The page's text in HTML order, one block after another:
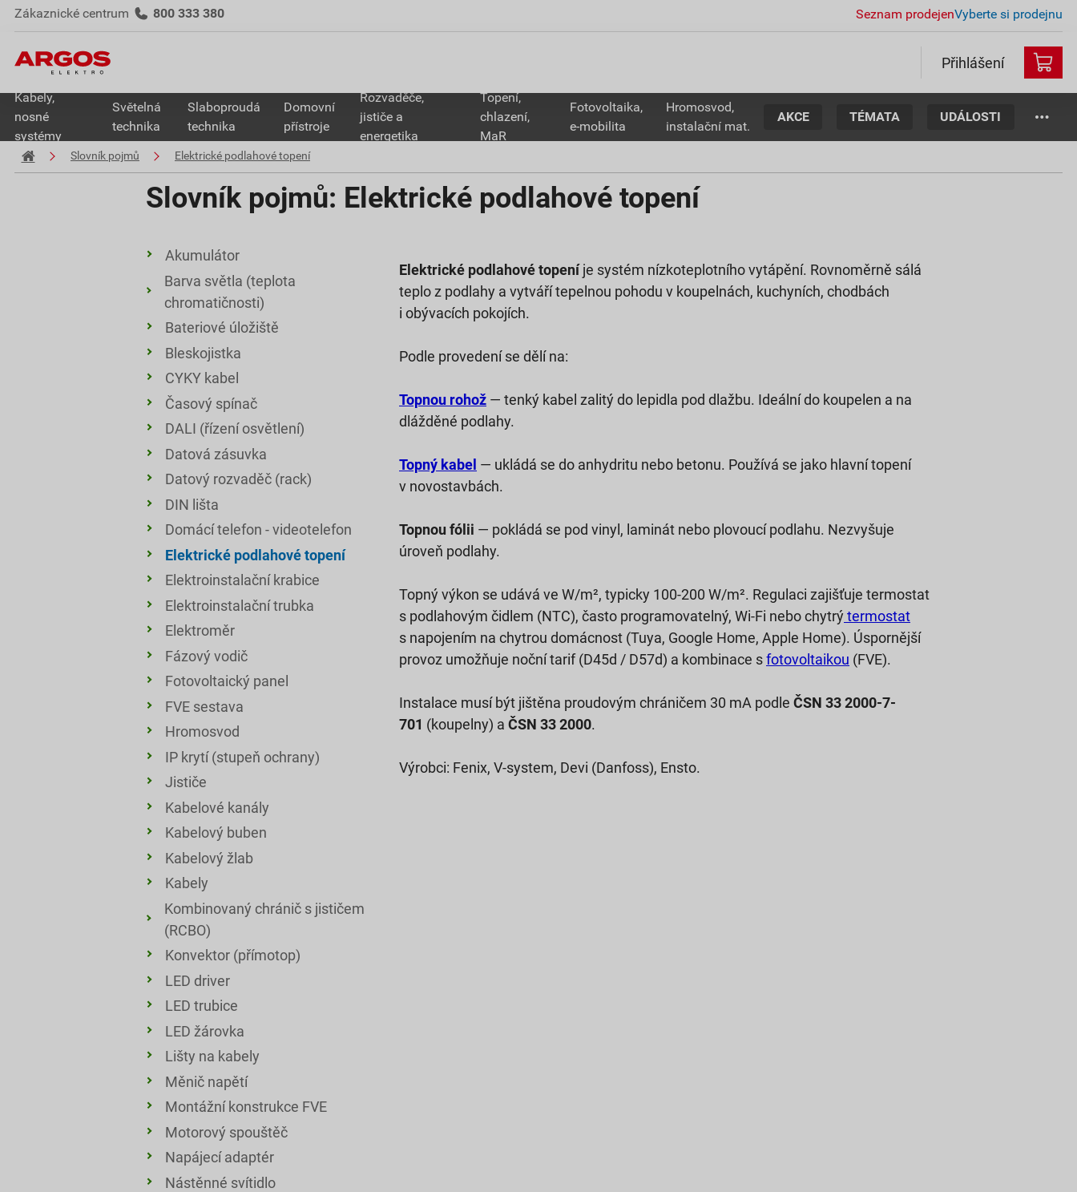
Zákaznické centrum 800 333 380 Seznam prodejenVyberte si prodejnu
Přihlášení
Kabely,
nosné
systémy
Světelná
technika
Slaboproudá
technika
Domovní
přístroje
Rozvaděče,
jističe a
energetika
Topení,
chlazení,
MaR
Fotovoltaika,
e-mobilita
Hromosvod,
instalační mat.
AKCE TÉMATA UDÁLOSTI
Slovník pojmů Elektrické podlahové topení
Slovník pojmů: Elektrické podlahové topení
Akumulátor
Barva světla (teplota
chromatičnosti)
Bateriové úložiště
Bleskojistka
CYKY kabel
Časový spínač
DALI (řízení osvětlení)
Datová zásuvka
Datový rozvaděč (rack)
DIN lišta
Domácí telefon - videotelefon
Elektrické podlahové topení
Elektroinstalační krabice
Elektroinstalační trubka
Elektroměr
Fázový vodič
Fotovoltaický panel
FVE sestava
Hromosvod
IP krytí (stupeň ochrany)
Jističe
Kabelové kanály
Kabelový buben
Kabelový žlab
Kabely
Kombinovaný chránič s jističem
(RCBO)
Konvektor (přímotop)
LED driver
LED trubice
LED žárovka
Lišty na kabely
Měnič napětí
Montážní konstrukce FVE
Motorový spouštěč
Napájecí adaptér
Nástěnné svítidlo
Elektrické podlahové topeníje systém nízkoteplotního vytápění. Rovnoměrně sálá
teplo z podlahy a vytváří tepelnou pohodu v koupelnách, kuchyních, chodbách
i obývacích pokojích.
Podle provedení se dělí na:
Topnou rohož — tenký kabel zalitý do lepidla pod dlažbu. Ideální do koupelen a na
dlážděné podlahy.
Topný kabel — ukládá se do anhydritu nebo betonu. Používá se jako hlavní topení
v novostavbách.
Topnou fólii — pokládá se pod vinyl, laminát nebo plovoucí podlahu. Nezvyšuje
úroveň podlahy.
Topný výkon se udává ve W/m², typicky 100-200 W/m². Regulaci zajišťuje termostat
s podlahovým čidlem (NTC), často programovatelný, Wi-Fi nebo chytrý termostat
s napojením na chytrou domácnost (Tuya, Google Home, Apple Home). Úspornější
provoz umožňuje noční tarif (D45d / D57d) a kombinace sfotovoltaikou (FVE).
Instalace musí být jištěna proudovým chráničem 30 mA podle ČSN 33 2000-7-
701 (koupelny) a ČSN 33 2000.
Výrobci: Fenix, V-system, Devi (Danfoss), Ensto.